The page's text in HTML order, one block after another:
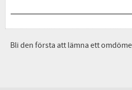
Bli den första att lämna ett